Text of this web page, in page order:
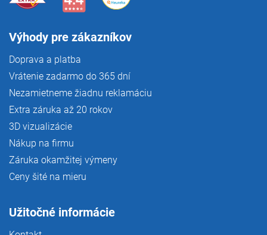
Výhody pre zákazníkov
Doprava a platba
Vrátenie zadarmo do 365 dní
Nezamietneme žiadnu reklamáciu
Extra záruka až 20 rokov
3D vizualizácie
Nákup na firmu
Záruka okamžitej výmeny
Ceny šité na mieru
Užitočné informácie